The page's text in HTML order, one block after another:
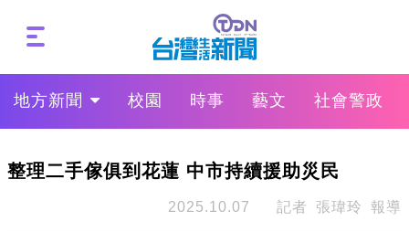
地方新聞 校園 時事 藝文 社會警政
整理二手傢俱到花蓮 中市持續援助災民
2025.10.07 記者 張瑋玲 報導